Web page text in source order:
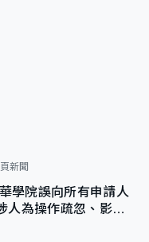
新聞
學院誤向所有申請人
為操作疏忽、影響